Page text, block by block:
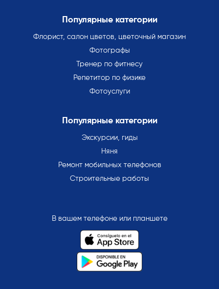
Популярные категории
Флорист, салон цветов, цветочный магазин
Фотографы
Тренер по фитнесу
Репетитор по физике
Фотоуслуги
Популярные категории
Экскурсии, гиды
Няня
Ремонт мобильных телефонов
Строительные работы
В вашем телефоне или планшете